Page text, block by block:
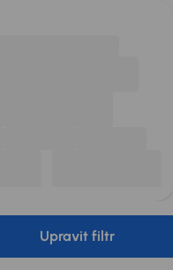
Upravit filtr